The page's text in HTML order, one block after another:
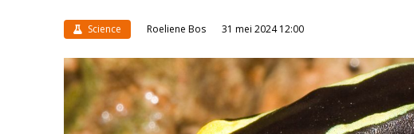
Science Roeliene Bos 31 mei 2024 12:00